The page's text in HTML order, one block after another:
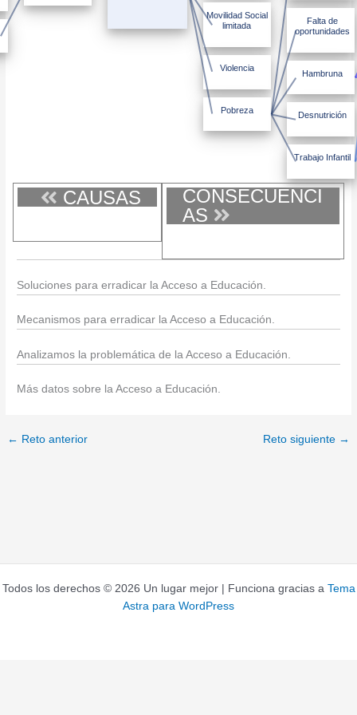
Movilidad Social
limitada
Violencia
Pobreza
Falta de
oportunidades
Hambruna
Desnutrición
Trabajo Infantil
CAUSAS
CONSECUENCI
AS
Soluciones para erradicar la Acceso a Educación.
Mecanismos para erradicar la Acceso a Educación.
Analizamos la problemática de la Acceso a Educación.
Más datos sobre la Acceso a Educación.
← Reto anterior Reto siguiente →
Todos los derechos © 2026 Un lugar mejor | Funciona gracias a Tema
Astra para WordPress